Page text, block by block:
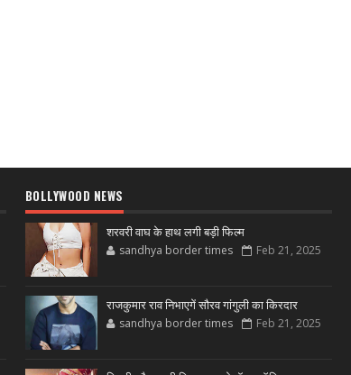
BOLLYWOOD NEWS
शरवरी वाघ के हाथ लगी बड़ी फिल्म
sandhya border times Feb 21, 2025
राजकुमार राव निभाएगें सौरव गांगुली का किरदार
sandhya border times Feb 21, 2025